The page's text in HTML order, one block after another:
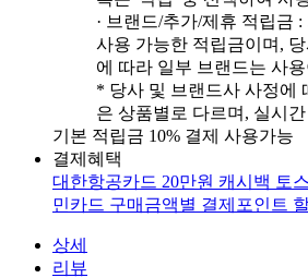
· 브랜드/추가/제휴 적립금
사용 가능한 적립금이며,
에 따라 일부 브랜드는 사
* 당사 및 브랜드사 사정에
은 상품별로 다르며, 실시
기본 적립금 10% 결제 사용가능
결제혜택
대한항공카드 20만원 캐시백 토
민카드 구매금액별 결제포인트
상세
리뷰